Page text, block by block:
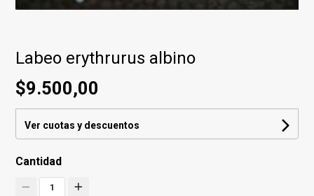
Labeo erythrurus albino
$9.500,00
Ver cuotas y descuentos
Cantidad
1